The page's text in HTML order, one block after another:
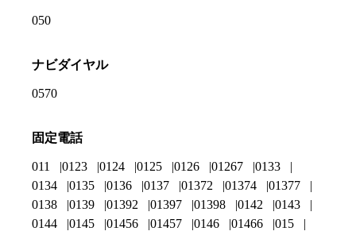
050
ナビダイヤル
0570
固定電話
011 0123 0124 0125 0126 01267
0133
0134
0135 0136 0137 01372 01374
01377
0138
0139 01392 01397 01398 0142
0143
0144
0145 01456 01457 0146 01466
015